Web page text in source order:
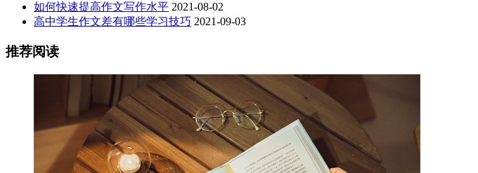
如何快速提高作文写作水平 2021-08-02
高中学生作文差有哪些学习技巧 2021-09-03
推荐阅读